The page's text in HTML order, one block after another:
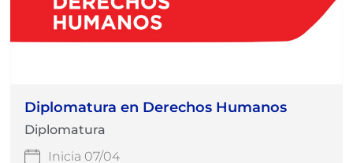
Diplomatura en Derechos Humanos
Diplomatura
Inicia 07/04